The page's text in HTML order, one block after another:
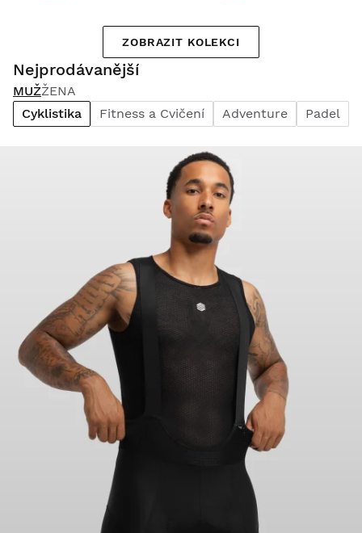
ZOBRAZIT KOLEKCI
Nejprodávanější
MUŽŽENA
Cyklistika
Fitness a Cvičení Adventure Padel